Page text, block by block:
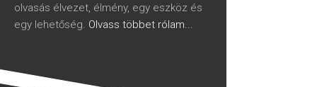
olvasás élvezet, élmény, egy eszköz és
egy lehetőség. Olvass többet rólam...